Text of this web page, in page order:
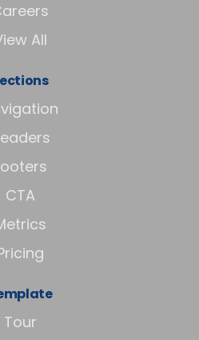
All
CTA
Tour